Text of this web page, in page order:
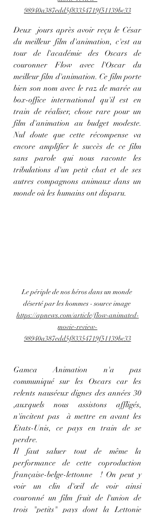
98940a387edd5f83354719f51139bc33
Deux  jours après avoir reçu le César
du meilleur film d'animation, c'est au
tour de l'académie des Oscars de
couronner Flow avec l'Oscar du
meilleur film d'animation. Ce film porte
bien son nom avec le raz de marée au
box-office international qu'il est en
train de réaliser, chose rare pour un
film d'animation au budget modeste.
Nul doute que cette récompense va
encore amplifier le succès de ce film
sans parole qui nous raconte les
tribulations d'un petit chat et de ses
autres compagnons animaux dans un
monde où les humains ont disparu.
Le périple de nos héros dans un monde
déserté par les hommes - source image
https://apnews.com/article/flow-animated-
movie-review-
98940a387edd5f83354719f51139bc33
Gamca Animation n'a pas
communiqué sur les Oscars car les
relents nauséeux dignes des années 30
,auxquels nous assistons affligés,
n'incitent pas  à mettre en avant les
Etats-Unis, ce pays en train de se
perdre.
Il faut saluer tout de même la
performance de cette coproduction
française-belge-lettonne  ! On peut y
voir un clin d'œil de voir ainsi
couronné un film fruit de l'union de
trois "petits" pays dont la Lettonie